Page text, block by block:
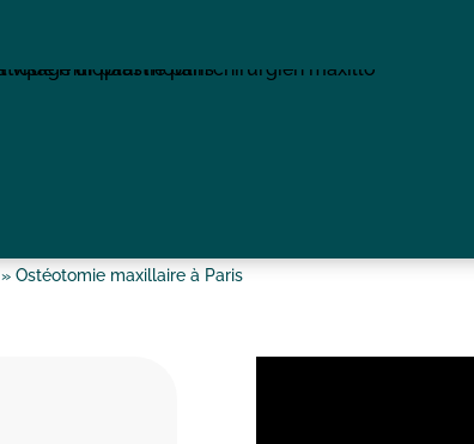
»Ostéotomie maxillaire à Paris